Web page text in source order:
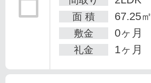
面 積 67.25㎡
敷金 0ヶ月
礼金 1ヶ月